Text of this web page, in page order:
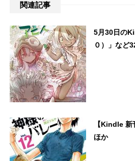
関連記事
5月30日の
０）」など
【Kindle
ほか